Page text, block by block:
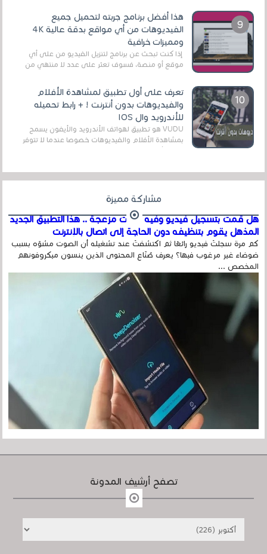
هذا أفضل برنامج جربته لتحميل جميع
الفيديوهات من أي مواقع بدقة عالية 4K
ومميزات خرافية
إذا كنت تبحث عن برنامج لتنزيل الفيديو من على أي
موقع أو منصة، فسوف تعثر على عدد لا منتهي من
تعرف على أول تطبيق لمشاهدة الأفلام
والفيديوهات بدون أنترنت ! + رابط تحميله
للأندرويد وال IOS
VUDU هو تطبيق لهواتف الأندرويد والأيفون يسمح
بمشاهدة الأفلام والفيديوهات خصوصا عندما لا تتوفر
مشاركة مميزة
هل قمت بتسجيل فيديو وفيه أصوت مزعجة .. هذا التطبيق الجديد
المذهل يقوم بتنظيفه دون الحاجة إلى اتصال بالإنترنت
كم مرة سجلتَ فيديو رائعًا ثم اكتشفتَ عند تشغيله أن الصوت مشوّه بسبب
ضوضاء غير مرغوب فيها؟ يعرف صُنّاع المحتوى الذين ينسون ميكروفونهم
المخصص ...
تصفح أرشيف المدونة